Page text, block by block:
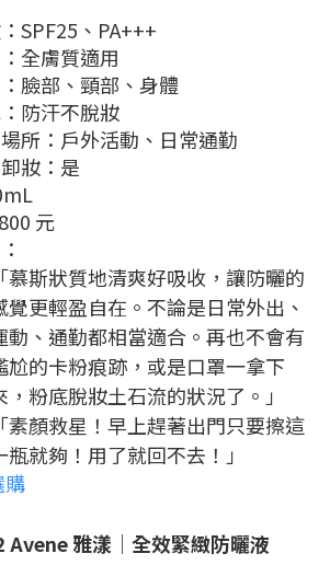
SPF25、PA+++
全膚質適用
臉部、頸部、身體
防汗不脫妝
所：戶外活動、日常通勤
妝：是
元
「慕斯狀質地清爽好吸收，讓防曬的
覺更輕盈自在。不論是日常外出、
動、通勤都相當適合。再也不會有
尬的卡粉痕跡，或是口罩一拿下
，粉底脫妝土石流的狀況了。」
「素顏救星！早上趕著出門只要擦這
瓶就夠！用了就回不去！」
購
Avene 雅漾｜全效緊緻防曬液